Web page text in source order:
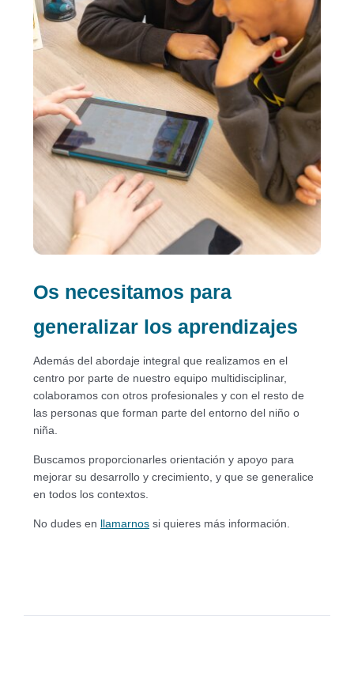
Os necesitamos para
generalizar los aprendizajes
Además del abordaje integral que realizamos en el
centro por parte de nuestro equipo multidisciplinar,
colaboramos con otros profesionales y con el resto de
las personas que forman parte del entorno del niño o
niña.
Buscamos proporcionarles orientación y apoyo para
mejorar su desarrollo y crecimiento, y que se generalice
en todos los contextos.
No dudes en llamarnos si quieres más información.